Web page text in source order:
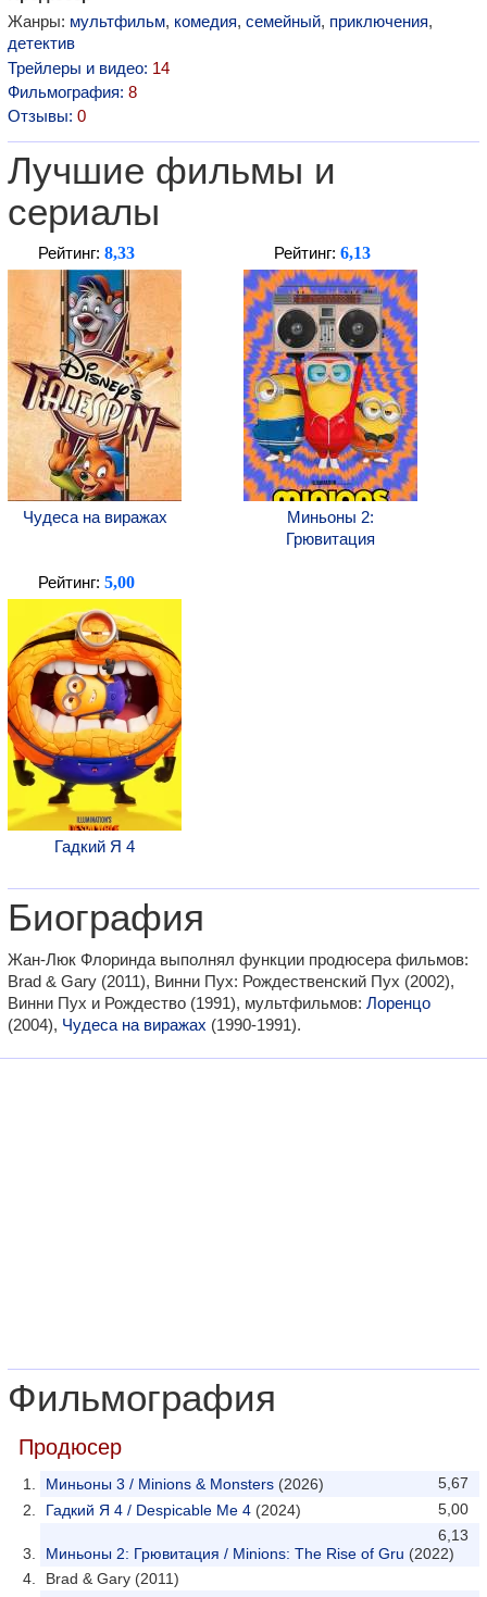
Жанры: мультфильм, комедия, семейный, приключения,
детектив
Трейлеры и видео: 14
Фильмография: 8
Отзывы: 0
Лучшие фильмы и
сериалы
Рейтинг: 8,33
Чудеса на виражах
Рейтинг: 6,13
Миньоны 2:
Грювитация
Рейтинг: 5,00
Гадкий Я 4
Биография
Жан-Люк Флоринда выполнял функции продюсера фильмов:
Brad & Gary (2011), Винни Пух: Рождественский Пух (2002),
Винни Пух и Рождество (1991), мультфильмов: Лоренцо
(2004), Чудеса на виражах (1990-1991).
Фильмография
Продюсер
5,67
Миньоны 3 / Minions & Monsters (2026)
5,00
Гадкий Я 4 / Despicable Me 4 (2024)
6,13
Миньоны 2: Грювитация / Minions: The Rise of Gru (2022)
Brad & Gary (2011)